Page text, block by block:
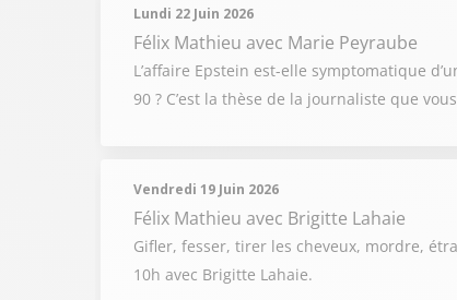
Lundi 22 Juin 2026
Félix Mathieu avec Marie Peyraube
L’affaire Epstein est-elle symptomatique
90 ? C’est la thèse de la journaliste que
Vendredi 19 Juin 2026
Félix Mathieu avec Brigitte Lahaie
Gifler, fesser, tirer les cheveux, mordre,
10h avec Brigitte Lahaie.